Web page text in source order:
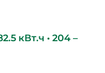
кВт.ч • 204 –